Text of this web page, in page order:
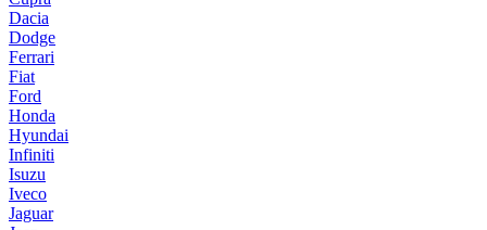
Dacia
Dodge
Ferrari
Fiat
Ford
Honda
Hyundai
Infiniti
Isuzu
Iveco
Jaguar